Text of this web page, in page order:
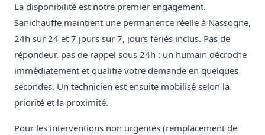
La disponibilité est notre premier engagement.
Sanichauffe maintient une permanence réelle à Nassogne,
24h sur 24 et 7 jours sur 7, jours fériés inclus. Pas de
répondeur, pas de rappel sous 24h : un humain décroche
immédiatement et qualifie votre demande en quelques
secondes. Un technicien est ensuite mobilisé selon la
priorité et la proximité.
Pour les interventions non urgentes (remplacement de